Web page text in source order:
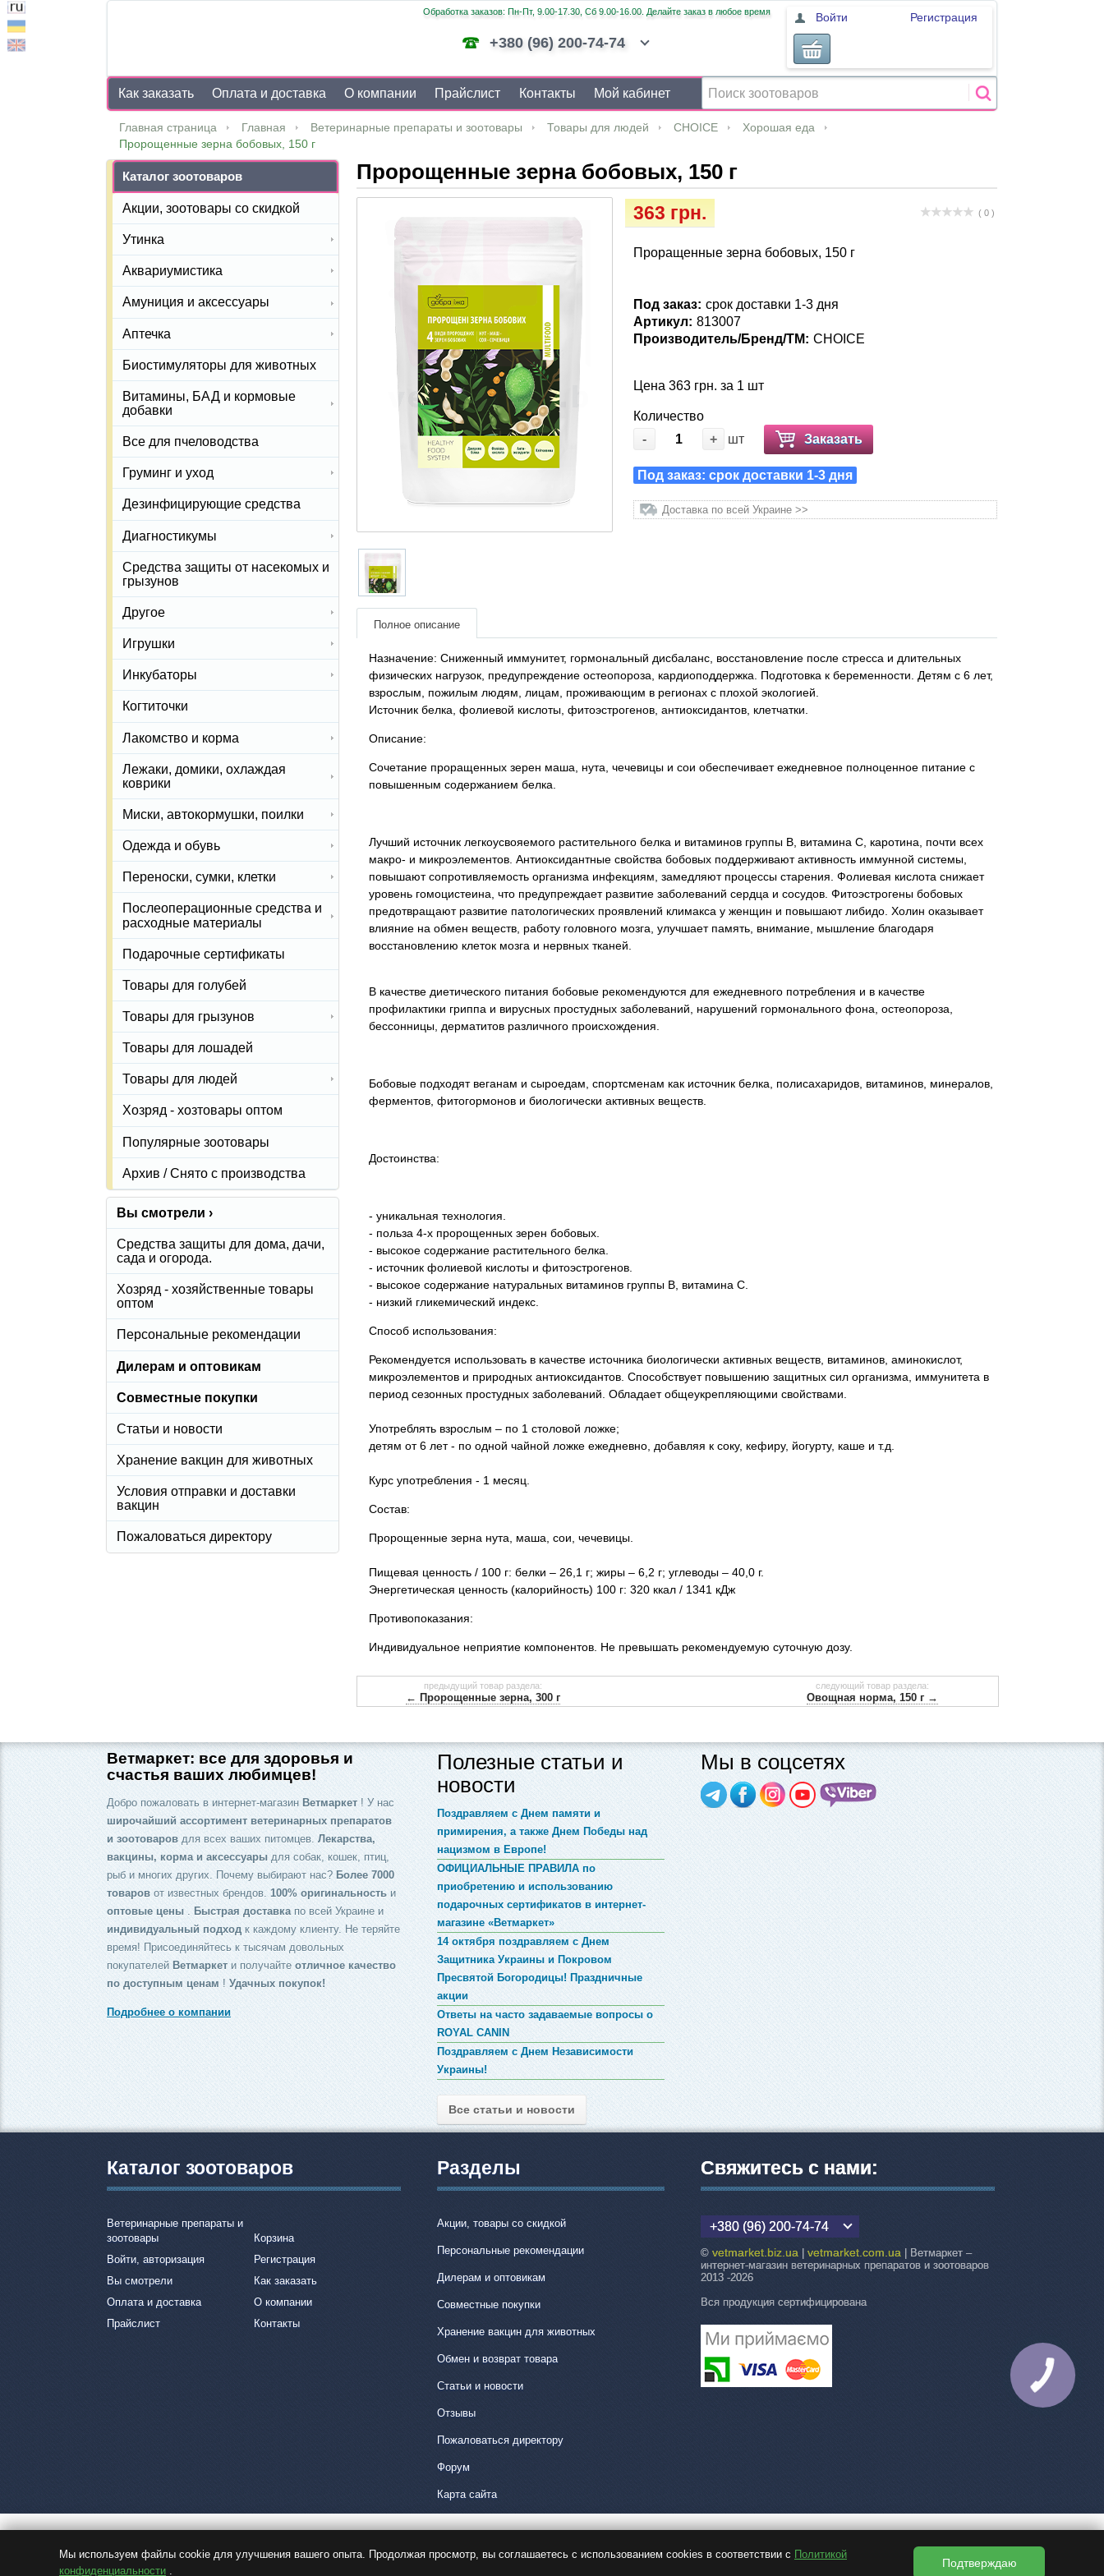
Обработка заказов: Пн-Пт, 9.00-17.30, Сб 9.00-16.00. Делайте заказ в любое время
+380 (96) 200-74-74
Войти Регистрация
Как заказать Оплата и доставка О компании Прайслист Контакты Мой кабинет
Главная страница Главная Ветеринарные препараты и зоотовары Товары для людей CHOICE
Хорошая еда
Пророщенные зерна бобовых, 150 г
Пророщенные зерна бобовых, 150 г
( 0 )
363 грн.
Проращенные зерна бобовых, 150 г
Под заказ: срок доставки 1-3 дня
Артикул: 813007
Производитель/Бренд/ТМ: CHOICE
Цена 363 грн. за 1 шт
Количество
-
+ шт Заказать
Под заказ: срок доставки 1-3 дня
Доставка по всей Украине >>
Полное описание
Назначение: Сниженный иммунитет, гормональный дисбаланс, восстановление после стресса и длительных
физических нагрузок, предупреждение остеопороза, кардиоподдержка. Подготовка к беременности. Детям с 6 лет,
взрослым, пожилым людям, лицам, проживающим в регионах с плохой экологией.
Источник белка, фолиевой кислоты, фитоэстрогенов, антиоксидантов, клетчатки.
Описание:
Сочетание проращенных зерен маша, нута, чечевицы и сои обеспечивает ежедневное полноценное питание с
повышенным содержанием белка.
Лучший источник легкоусвояемого растительного белка и витаминов группы В, витамина С, каротина, почти всех
макро- и микроэлементов. Антиоксидантные свойства бобовых поддерживают активность иммунной системы,
повышают сопротивляемость организма инфекциям, замедляют процессы старения. Фолиевая кислота снижает
уровень гомоцистеина, что предупреждает развитие заболеваний сердца и сосудов. Фитоэстрогены бобовых
предотвращают развитие патологических проявлений климакса у женщин и повышают либидо. Холин оказывает
влияние на обмен веществ, работу головного мозга, улучшает память, внимание, мышление благодаря
восстановлению клеток мозга и нервных тканей.
В качестве диетического питания бобовые рекомендуются для ежедневного потребления и в качестве
профилактики гриппа и вирусных простудных заболеваний, нарушений гормонального фона, остеопороза,
бессонницы, дерматитов различного происхождения.
Бобовые подходят веганам и сыроедам, спортсменам как источник белка, полисахаридов, витаминов, минералов,
ферментов, фитогормонов и биологически активных веществ.
Достоинства:
- уникальная технология.
- польза 4-х пророщенных зерен бобовых.
- высокое содержание растительного белка.
- источник фолиевой кислоты и фитоэстрогенов.
- высокое содержание натуральных витаминов группы В, витамина С.
- низкий гликемический индекс.
Способ использования:
Рекомендуется использовать в качестве источника биологически активных веществ, витаминов, аминокислот,
микроэлементов и природных антиоксидантов. Способствует повышению защитных сил организма, иммунитета в
период сезонных простудных заболеваний. Обладает общеукрепляющими свойствами.
Употреблять взрослым – по 1 столовой ложке;
детям от 6 лет - по одной чайной ложке ежедневно, добавляя к соку, кефиру, йогурту, каше и т.д.
Курс употребления - 1 месяц.
Состав:
Пророщенные зерна нута, маша, сои, чечевицы.
Пищевая ценность / 100 г: белки – 26,1 г; жиры – 6,2 г; углеводы – 40,0 г.
Энергетическая ценность (калорийность) 100 г: 320 ккал / 1341 кДж
Противопоказания:
Индивидуальное неприятие компонентов. Не превышать рекомендуемую суточную дозу.
предыдущий товар раздела:
← Пророщенные зерна, 300 г
следующий товар раздела:
Овощная норма, 150 г →
Каталог зоотоваров
Акции, зоотовары со скидкой
Утинка
Аквариумистика
Амуниция и аксессуары
Аптечка
Биостимуляторы для животных
Витамины, БАД и кормовые
добавки
Все для пчеловодства
Груминг и уход
Дезинфицирующие средства
Диагностикумы
Средства защиты от насекомых и
грызунов
Другое
Игрушки
Инкубаторы
Когтиточки
Лакомство и корма
Лежаки, домики, охлаждая
коврики
Миски, автокормушки, поилки
Одежда и обувь
Переноски, сумки, клетки
Послеоперационные средства и
расходные материалы
Подарочные сертификаты
Товары для голубей
Товары для грызунов
Товары для лошадей
Товары для людей
Хозряд - хозтовары оптом
Популярные зоотовары
Архив / Снято с производства
Вы смотрели ›
Средства защиты для дома, дачи,
сада и огорода.
Хозряд - хозяйственные товары
оптом
Персональные рекомендации
Дилерам и оптовикам
Совместные покупки
Статьи и новости
Хранение вакцин для животных
Условия отправки и доставки
вакцин
Пожаловаться директору
Ветмаркет: все для здоровья и
счастья ваших любимцев!
Добро пожаловать в интернет-магазин Ветмаркет ! У нас
широчайший ассортимент ветеринарных препаратов
и зоотоваров для всех ваших питомцев. Лекарства,
вакцины, корма и аксессуары для собак, кошек, птиц,
рыб и многих других. Почему выбирают нас? Более 7000
товаров от известных брендов.100% оригинальность и
оптовые цены . Быстрая доставкапо всей Украине и
индивидуальный подход к каждому клиенту. Не теряйте
время! Присоединяйтесь к тысячам довольных
покупателей Ветмаркет и получайте отличное качество
по доступным ценам ! Удачных покупок!
Подробнее о компании
Полезные статьи и
новости
Поздравляем с Днем памяти и
примирения, а также Днем Победы над
нацизмом в Европе!
ОФИЦИАЛЬНЫЕ ПРАВИЛА по
приобретению и использованию
подарочных сертификатов в интернет-
магазине «Ветмаркет»
14 октября поздравляем с Днем
Защитника Украины и Покровом
Пресвятой Богородицы! Праздничные
акции
Ответы на часто задаваемые вопросы о
ROYAL CANIN
Поздравляем с Днем Независимости
Украины!
Все статьи и новости
Мы в соцсетях
Каталог зоотоваров
Ветеринарные препараты и
зоотовары
Корзина
Войти, авторизация
Регистрация
Вы смотрели
Как заказать
Оплата и доставка
О компании
Прайслист
Контакты
Разделы
Акции, товары со скидкой
Персональные рекомендации
Дилерам и оптовикам
Совместные покупки
Хранение вакцин для животных
Обмен и возврат товара
Статьи и новости
Отзывы
Пожаловаться директору
Форум
Карта сайта
Свяжитесь с нами:
+380 (96) 200-74-74
©vetmarket.biz.ua |vetmarket.com.ua | Ветмаркет –
интернет-магазин ветеринарных препаратов и зоотоваров
2013 -2026
Вся продукция сертифицирована
Мы используем файлы cookie для улучшения вашего опыта. Продолжая просмотр, вы соглашаетесь с использованием cookies в соответствии с Политикой
конфиденциальности .
Подтверждаю
КНОПКА
СВЯЗИ